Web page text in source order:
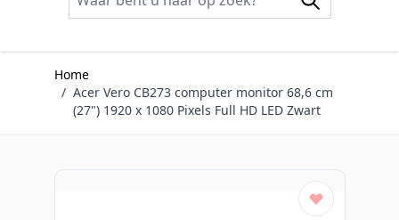
Home
/ Acer Vero CB273 computer monitor 68,6 cm
(27") 1920 x 1080 Pixels Full HD LED Zwart